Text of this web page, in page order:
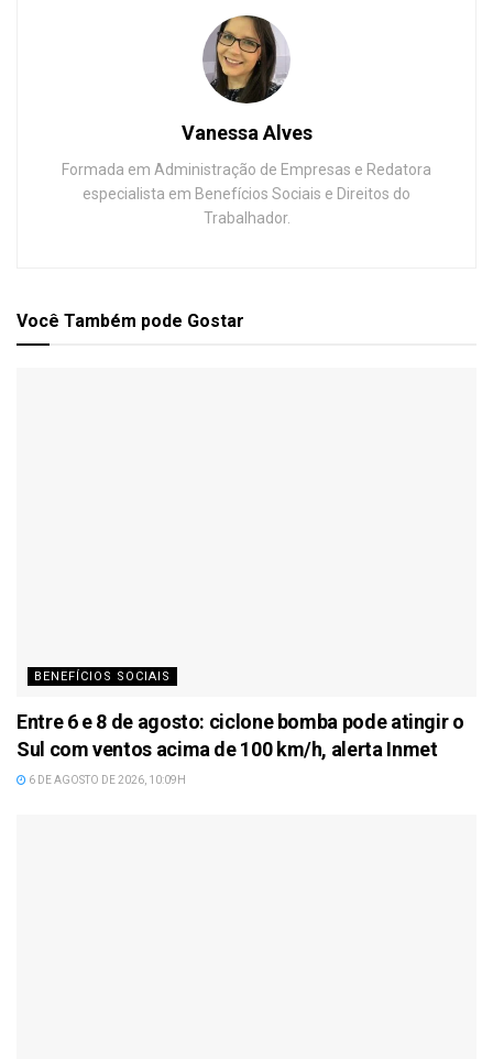
Vanessa Alves
Formada em Administração de Empresas e Redatora
especialista em Benefícios Sociais e Direitos do
Trabalhador.
Você Também pode Gostar
BENEFÍCIOS SOCIAIS
Entre 6 e 8 de agosto: ciclone bomba pode atingir o
Sul com ventos acima de 100 km/h, alerta Inmet
6 DE AGOSTO DE 2026, 10:09H